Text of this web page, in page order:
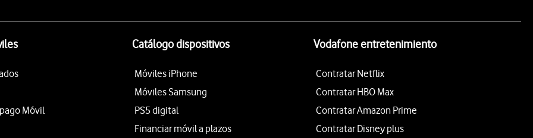
Móvil
Catálogo dispositivos
Móviles iPhone
Móviles Samsung
PS5 digital
Financiar móvil a plazos
Vodafone entretenimiento
Contratar Netflix
Contratar HBO Max
Contratar Amazon Prime
Contratar Disney plus